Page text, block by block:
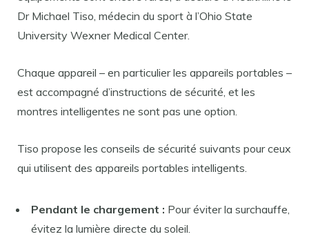
Dr Michael Tiso, médecin du sport à l’Ohio State
University Wexner Medical Center.
Chaque appareil – en particulier les appareils portables –
est accompagné d’instructions de sécurité, et les
montres intelligentes ne sont pas une option.
Tiso propose les conseils de sécurité suivants pour ceux
qui utilisent des appareils portables intelligents.
Pendant le chargement : Pour éviter la surchauffe,
évitez la lumière directe du soleil.